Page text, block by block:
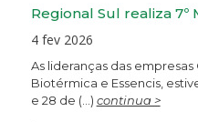
Regional Sul realiza
4 fev 2026
As lideranças das empresas
Biotérmica e Essencis,
e 28 de (...) continua >